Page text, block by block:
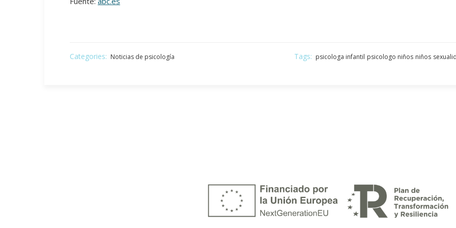
Categories: Noticias de psicología Tags: psicologa infantil psicologo niños niños